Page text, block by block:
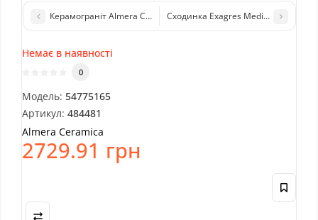
Керамограніт Almera Ceramica (Spain) P.E.Syros White Mt
Сходинка Exagres Mediterraneo
Немає в наявності
0
Модель: 54775165
Артикул: 484481
Almera Ceramica
2729.91 грн